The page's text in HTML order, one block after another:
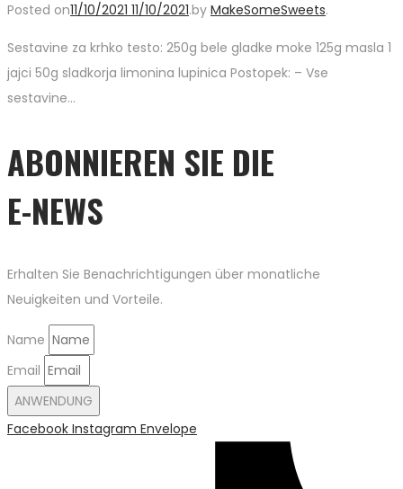
Posted on11/10/2021 11/10/2021.by MakeSomeSweets.
Sestavine za krhko testo: 250g bele gladke moke 125g masla 1
jajci 50g sladkorja limonina lupinica Postopek: – Vse
sestavine…
ABONNIEREN SIE DIE
E-NEWS
Erhalten Sie Benachrichtigungen über monatliche
Neuigkeiten und Vorteile.
Name
Email
ANWENDUNG
Facebook Instagram Envelope